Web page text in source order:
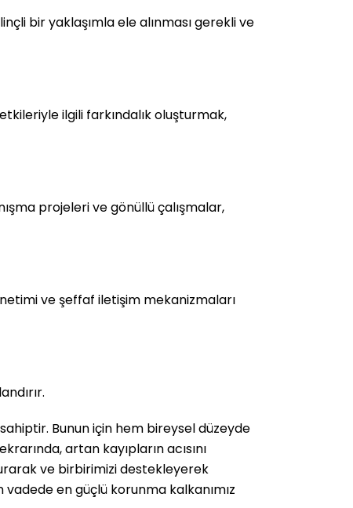
bir yaklaşımla ele alınması gerekli ve
ilgili farkındalık oluşturmak,
projeleri ve gönüllü çalışmalar,
ve şeffaf iletişim mekanizmaları
Bunun için hem bireysel düzeyde
artan kayıpların acısını
ve birbirimizi destekleyerek
en güçlü korunma kalkanımız